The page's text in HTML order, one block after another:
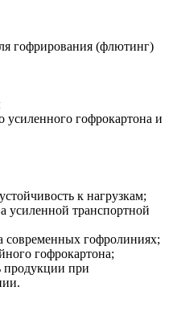
гофрирования (флютинг)
усиленного гофрокартона и
к нагрузкам;
усиленной транспортной
современных гофролиниях;
гофрокартона;
продукции при